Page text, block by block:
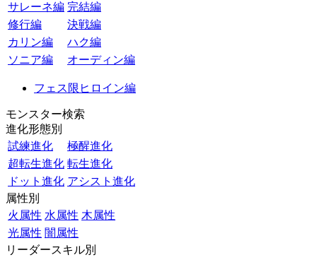
サレーネ編 完結編
修行編
決戦編
カリン編
ハク編
ソニア編
オーディン編
フェス限ヒロイン編
モンスター検索
進化形態別
試練進化
極醒進化
超転生進化 転生進化
ドット進化 アシスト進化
属性別
火属性 水属性 木属性
光属性 闇属性
リーダースキル別